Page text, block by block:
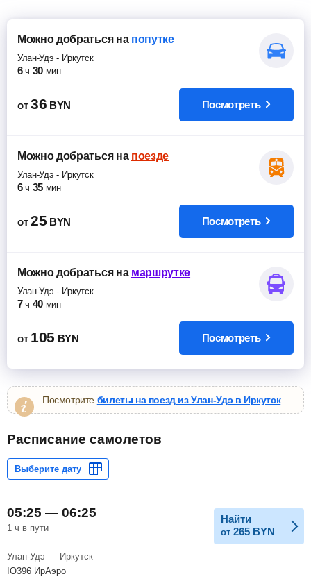
Можно добратьсяна попутке
Улан-Удэ - Иркутск
6 ч 30 мин
от 36 BYN Посмотреть
Можно добратьсяна поезде
Улан-Удэ - Иркутск
6 ч 35 мин
от 25 BYN Посмотреть
Можно добратьсяна маршрутке
Улан-Удэ - Иркутск
7 ч 40 мин
от 105 BYN Посмотреть
Посмотрите билеты на поезд из Улан-Удэ в Иркутск.
Расписание самолетов
05:25 — 06:25
1 ч в пути
Найти
от 265 BYN
Улан-Удэ — Иркутск
IO396 ИрАэро